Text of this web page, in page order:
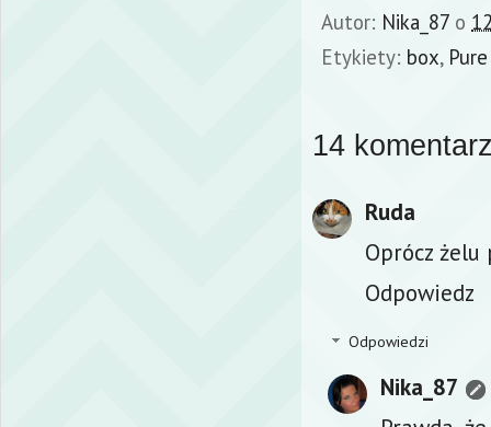
Autor: Nika_87 o
Etykiety: box,
14
Ruda
Oprócz
Odpowiedz
Odpowiedzi
Nika_87